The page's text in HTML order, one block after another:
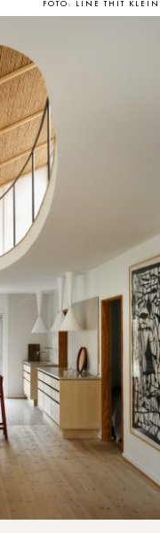
FOTO: LINE THIT KLEIN